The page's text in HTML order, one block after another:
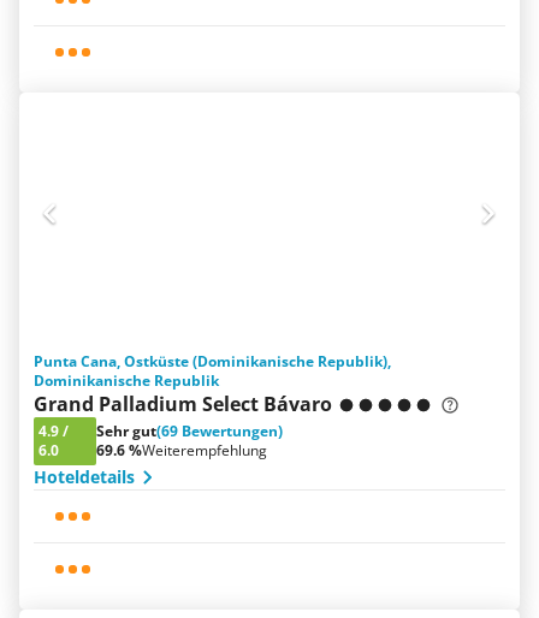
Punta Cana, Ostküste (Dominikanische Republik),
Dominikanische Republik
Grand Palladium Select Bávaro
4.9/
6.0
Sehr gut(69 Bewertungen)
69.6 %Weiterempfehlung
Hoteldetails